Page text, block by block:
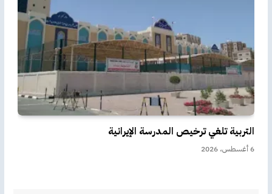
التربية تلغي ترخيص المدرسة الإيرانية
6 أغسطس، 2026